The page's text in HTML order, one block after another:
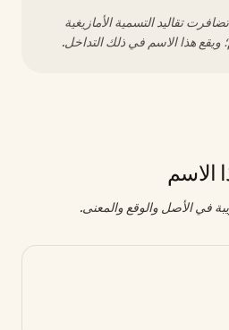
تقاليد التسمية الأمازيغية
ويقع هذا الاسم في ذلك التداخل.
الاسم
في الأصل والوقع والمعنى.